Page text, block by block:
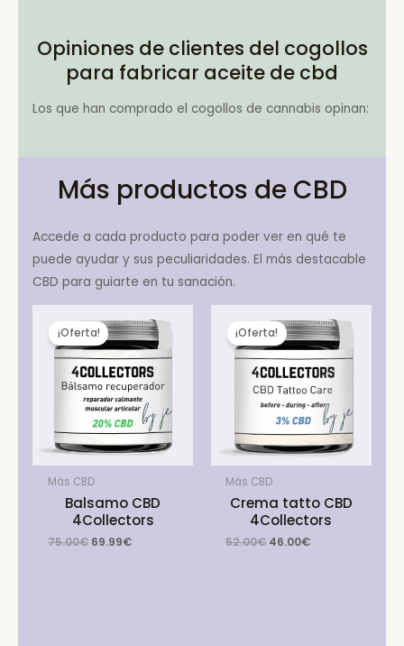
Opiniones de clientes del cogollos
para fabricar aceite de cbd
Los que han comprado el cogollos de cannabis opinan:
Más productos de CBD
Accede a cada producto para poder ver en qué te
puede ayudar y sus peculiaridades. El más destacable
CBD para guiarte en tu sanación.
¡Oferta!
Más CBD
Balsamo CBD
4Collectors
75.00€ Original
69.99€Current
¡Oferta!
Más CBD
Crema tatto CBD
4Collectors
52.00€ Original
46.00€Current